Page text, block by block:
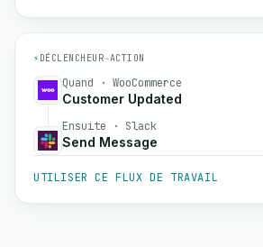
⚡ DÉCLENCHEUR→ACTION
Quand · WooCommerce
Customer Updated
Ensuite · Slack
Send Message
UTILISER CE FLUX DE TRAVAIL